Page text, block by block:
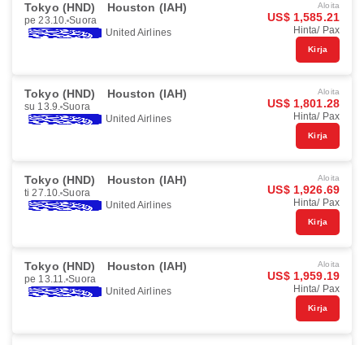
Tokyo (HND) Houston (IAH)
pe 23.10. Suora
United Airlines
Aloita
US$ 1,585.21
Hinta/ Pax
Kirja
Tokyo (HND) Houston (IAH)
su 13.9. Suora
United Airlines
Aloita
US$ 1,801.28
Hinta/ Pax
Kirja
Tokyo (HND) Houston (IAH)
ti 27.10. Suora
United Airlines
Aloita
US$ 1,926.69
Hinta/ Pax
Kirja
Tokyo (HND) Houston (IAH)
pe 13.11. Suora
United Airlines
Aloita
US$ 1,959.19
Hinta/ Pax
Kirja